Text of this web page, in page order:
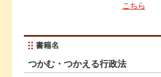
こちら
書籍名
つかむ・つかえる行政法